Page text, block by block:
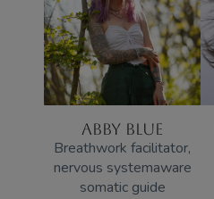
ABBY BLUE
Breathwork facilitator,
nervous systemaware
somatic guide